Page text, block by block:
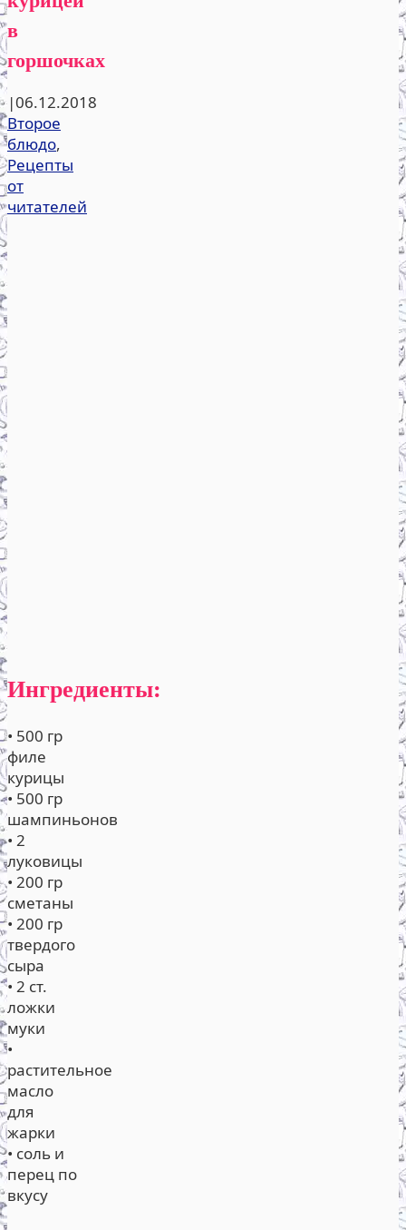
в
горшочках
|06.12.2018
Второе
блюдо,
Рецепты
от
читателей
Ингредиенты:
• 500 гр
филе
курицы
• 500 гр
шампиньонов
• 2
луковицы
• 200 гр
сметаны
• 200 гр
твердого
сыра
• 2 ст.
ложки
муки
•
растительное
масло
для
жарки
• соль и
перец по
вкусу